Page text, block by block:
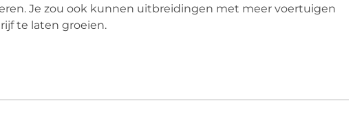
Je zou ook kunnen uitbreidingen met meer voertuigen
te laten groeien.